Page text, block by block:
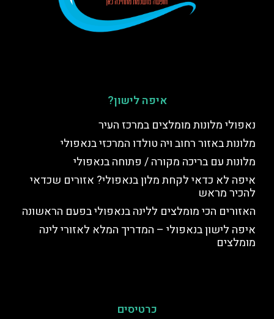
איפה לישון?
נאפולי מלונות מומלצים במרכז העיר
מלונות באזור רחוב ויה טולדו המרכזי בנאפולי
מלונות עם בריכה מקורה / פתוחה בנאפולי
איפה לא כדאי לקחת מלון בנאפולי? אזורים שכדאי
להכיר מראש
האזורים הכי מומלצים ללינה בנאפולי בפעם הראשונה
איפה לישון בנאפולי – המדריך המלא לאזורי לינה
מומלצים
כרטיסים